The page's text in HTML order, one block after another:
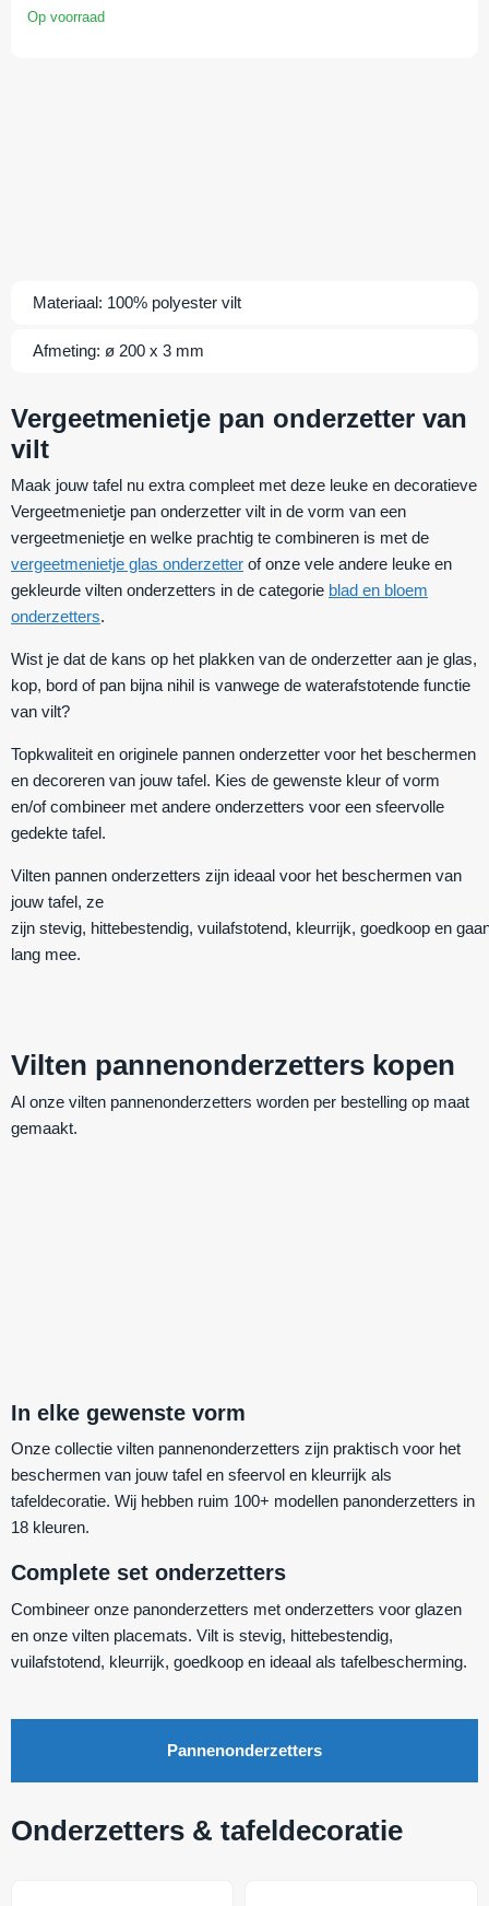
Op voorraad
Materiaal: 100% polyester vilt
Afmeting: ø 200 x 3 mm
Vergeetmenietje pan onderzetter van
vilt
Maak jouw tafel nu extra compleet met deze leuke en decoratieve
Vergeetmenietje pan onderzetter vilt in de vorm van een
vergeetmenietje en welke prachtig te combineren is met de
vergeetmenietje glas onderzetter of onze vele andere leuke en
gekleurde vilten onderzetters in de categorie blad en bloem
onderzetters.
Wist je dat de kans op het plakken van de onderzetter aan je glas,
kop, bord of pan bijna nihil is vanwege de waterafstotende functie
van vilt?
Topkwaliteit en originele pannen onderzetter voor het beschermen
en decoreren van jouw tafel. Kies de gewenste kleur of vorm
en/of combineer met andere onderzetters voor een sfeervolle
gedekte tafel.
Vilten pannen onderzetters zijn ideaal voor het beschermen van
jouw tafel, ze
zijn stevig, hittebestendig, vuilafstotend, kleurrijk, goedkoop en
lang mee.
Vilten pannenonderzetters kopen
Al onze vilten pannenonderzetters worden per bestelling op maat
gemaakt.
In elke gewenste vorm
Onze collectie vilten pannenonderzetters zijn praktisch voor het
beschermen van jouw tafel en sfeervol en kleurrijk als
tafeldecoratie. Wij hebben ruim 100+ modellen panonderzetters in
18 kleuren.
Complete set onderzetters
Combineer onze panonderzetters met onderzetters voor glazen
en onze vilten placemats. Vilt is stevig, hittebestendig,
vuilafstotend, kleurrijk, goedkoop en ideaal als tafelbescherming.
Pannenonderzetters
Onderzetters & tafeldecoratie